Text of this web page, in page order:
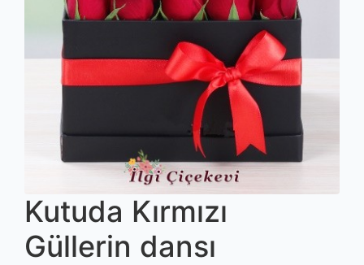
Kutuda Kırmızı
Güllerin dansı